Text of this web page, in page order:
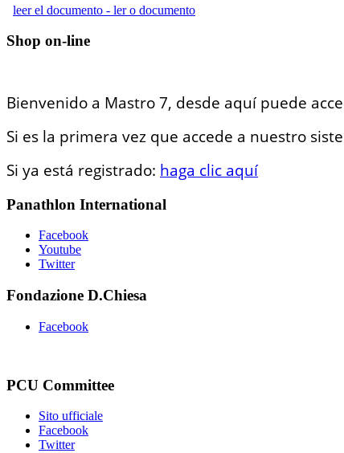
leer el documento - ler o documento
Shop on-line
Bienvenido a Mastro 7, desde aquí puede
Si es la primera vez que accede a nuestro
Si ya está registrado: haga clic aquí
Panathlon International
Facebook
Youtube
Twitter
Fondazione D.Chiesa
Facebook
PCU Committee
Sito ufficiale
Facebook
Twitter